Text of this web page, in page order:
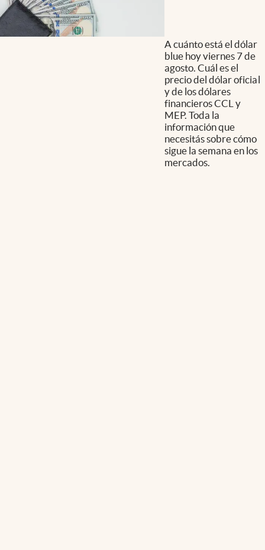
A cuánto está el dólar
blue hoy viernes 7 de
agosto. Cuál es el
precio del dólar oficial
y de los dólares
financieros CCL y
MEP. Toda la
información que
necesitás sobre cómo
sigue la semana en los
mercados.